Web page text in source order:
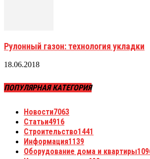
Рулонный газон: технология укладки
18.06.2018
ПОПУЛЯРНАЯ КАТЕГОРИЯ
Новости7063
Статьи4916
Строительство1441
Информация1139
Оборудование дома и квартиры